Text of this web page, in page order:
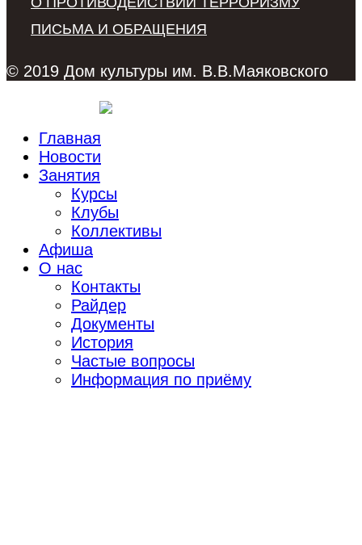
ПИСЬМА И ОБРАЩЕНИЯ
© 2019 Дом культуры им. В.В.Маяковского
Главная
Новости
Занятия
Курсы
Клубы
Коллективы
Афиша
О нас
Контакты
Райдер
Документы
История
Частые вопросы
Информация по приёму